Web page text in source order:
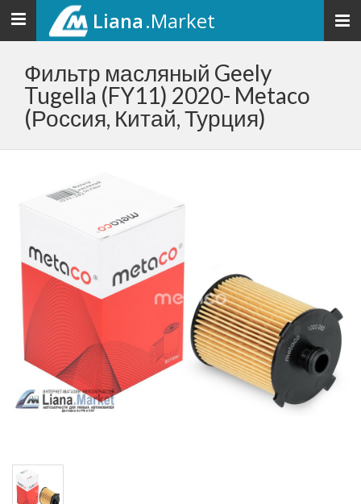
Toggle
navigation
Liana.Market
Фильтр масляный Geely
Tugella (FY11) 2020- Metaco
(Россия, Китай, Турция)